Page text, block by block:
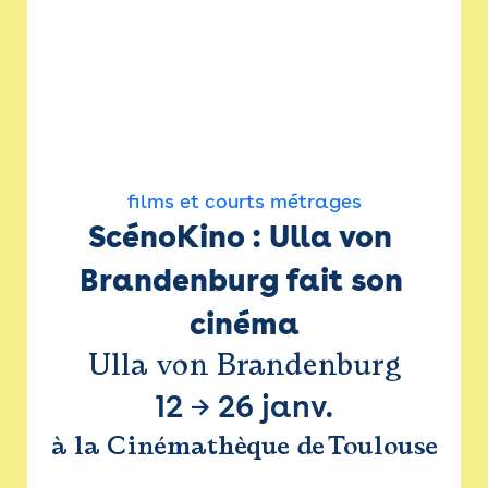
films et courts métrages
ScénoKino : Ulla von
Brandenburg fait son
cinéma
Ulla von Brandenburg
12 → 26 janv.
à la Cinémathèque de Toulouse